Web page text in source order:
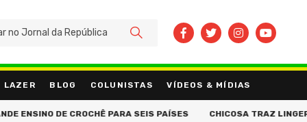
LAZER BLOG COLUNISTAS VÍDEOS & MÍDIAS
DE CROCHÊ PARA SEIS PAÍSES CHICOSA TRAZ LINGERIE DE
BUSCAR